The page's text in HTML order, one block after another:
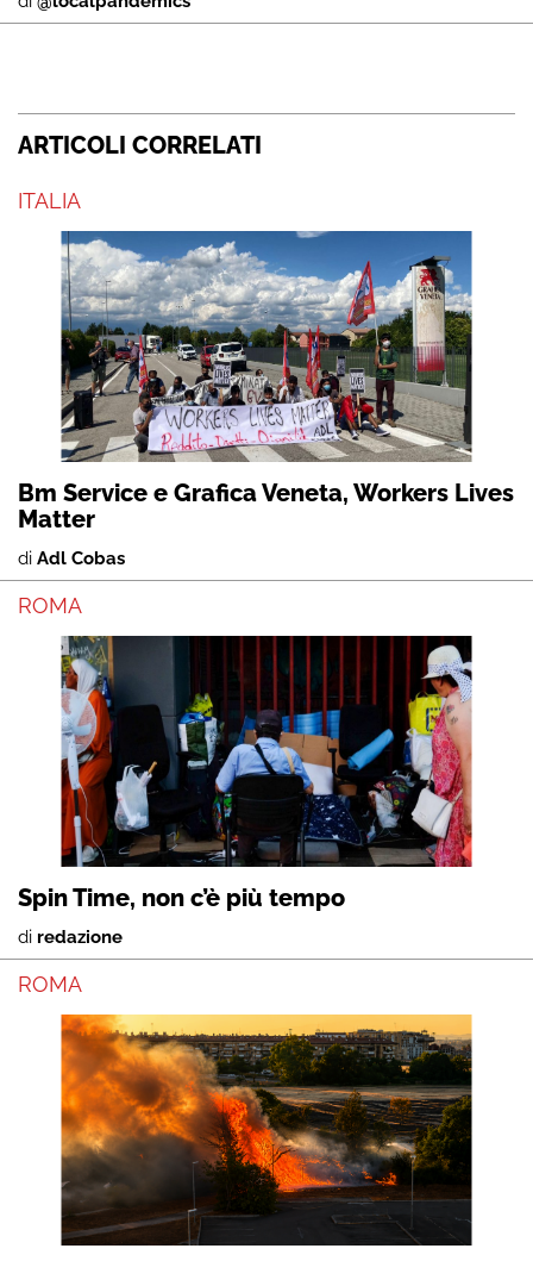
ARTICOLI CORRELATI
ITALIA
Bm Service e Grafica Veneta, Workers Lives
Matter
di Adl Cobas
ROMA
Spin Time, non c’è più tempo
di redazione
ROMA